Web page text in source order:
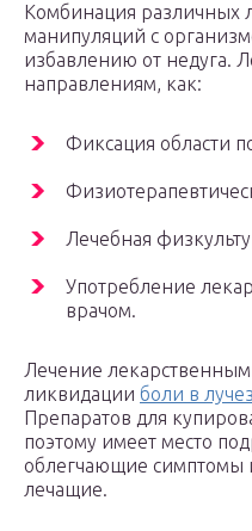
Комбинация различных
манипуляций с
избавлению от недуга.
направлениям, как:
Фиксация области
Лечебная
Употребление
врачом.
Лечение
ликвидации боли в
Препаратов для
поэтому имеет место
облегчающие симптомы
лечащие.